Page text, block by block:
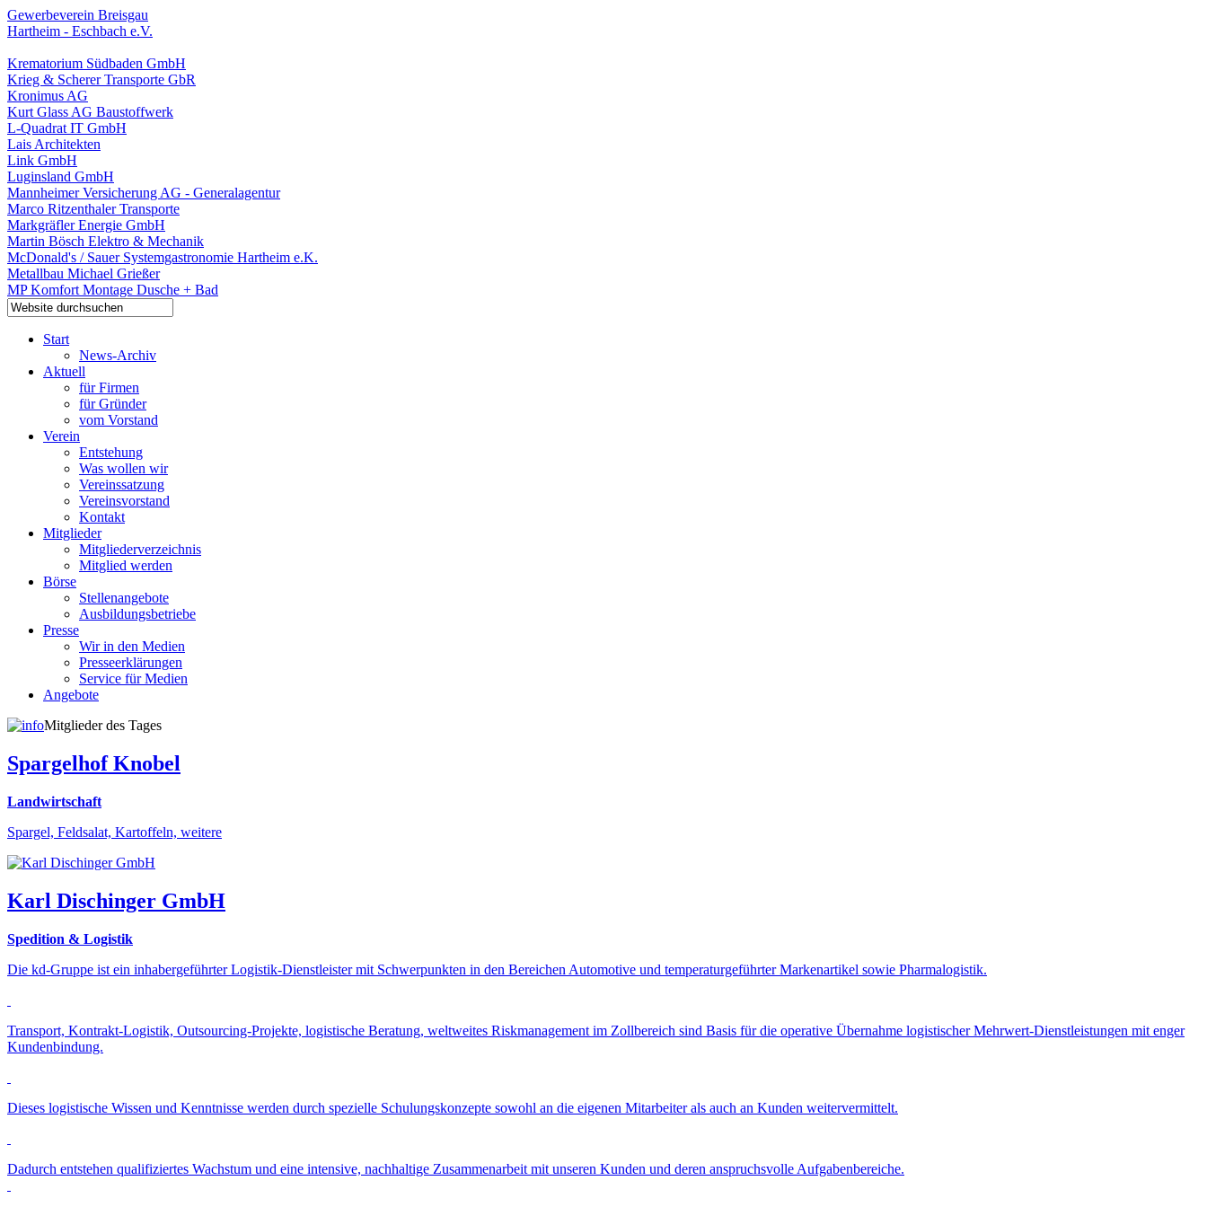
Gewerbeverein Breisgau
Hartheim - Eschbach e.V.
Krematorium Südbaden GmbH
Krieg & Scherer Transporte GbR
Kronimus AG
Kurt Glass AG Baustoffwerk
L-Quadrat IT GmbH
Lais Architekten
Link GmbH
Luginsland GmbH
Mannheimer Versicherung AG - Generalagentur
Marco Ritzenthaler Transporte
Markgräfler Energie GmbH
Martin Bösch Elektro & Mechanik
McDonald's / Sauer Systemgastronomie Hartheim e.K.
Metallbau Michael Grießer
MP Komfort Montage Dusche + Bad
Start
News-Archiv
Aktuell
für Firmen
für Gründer
vom Vorstand
Verein
Entstehung
Was wollen wir
Vereinssatzung
Vereinsvorstand
Kontakt
Mitglieder
Mitgliederverzeichnis
Mitglied werden
Börse
Stellenangebote
Ausbildungsbetriebe
Presse
Wir in den Medien
Presseerklärungen
Service für Medien
Angebote
Mitglieder des Tages
Spargelhof Knobel
Landwirtschaft
Spargel, Feldsalat, Kartoffeln, weitere
Karl Dischinger GmbH
Spedition & Logistik
Die kd-Gruppe ist ein inhabergeführter Logistik-Dienstleister mit Schwerpunkten in den Bereichen Automotive und temperaturgeführter Markenartikel sowie Pharmalogistik.
Transport, Kontrakt-Logistik, Outsourcing-Projekte, logistische Beratung, weltweites Riskmanagement im Zollbereich sind Basis für die operative Übernahme logistischer Mehrwert-Dienstleistungen mit enger
Kundenbindung.
Dieses logistische Wissen und Kenntnisse werden durch spezielle Schulungskonzepte sowohl an die eigenen Mitarbeiter als auch an Kunden weitervermittelt.
Dadurch entstehen qualifiziertes Wachstum und eine intensive, nachhaltige Zusammenarbeit mit unseren Kunden und deren anspruchsvolle Aufgabenbereiche.